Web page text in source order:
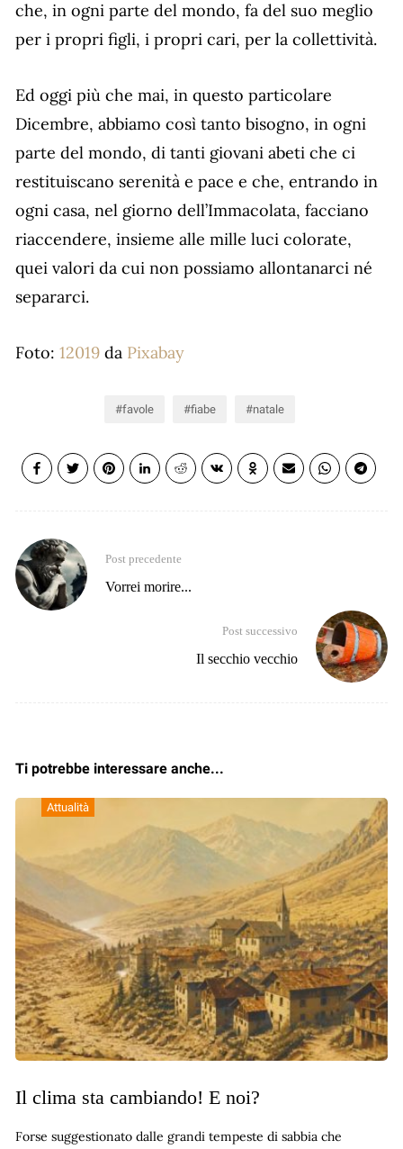
che, in ogni parte del mondo, fa del suo meglio
per i propri figli, i propri cari, per la collettività.
Ed oggi più che mai, in questo particolare
Dicembre, abbiamo così tanto bisogno, in ogni
parte del mondo, di tanti giovani abeti che ci
restituiscano serenità e pace e che, entrando in
ogni casa, nel giorno dell’Immacolata, facciano
riaccendere, insieme alle mille luci colorate,
quei valori da cui non possiamo allontanarci né
separarci.
Foto: 12019 da Pixabay
favole fiabe natale
Post precedente
Vorrei morire...
Post successivo
Il secchio vecchio
Ti potrebbe interessare anche...
Attualità
Il clima sta cambiando! E noi?
Forse suggestionato dalle grandi tempeste di sabbia che